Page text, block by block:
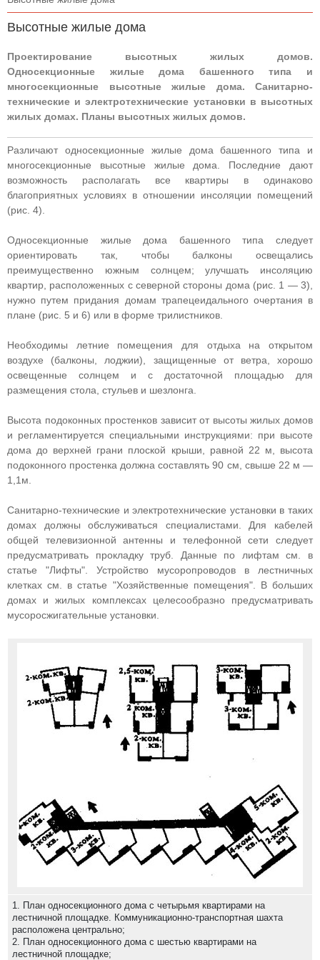
Высотные жилые дома
Проектирование высотных жилых домов.
Односекционные жилые дома башенного типа и
многосекционные высотные жилые дома. Санитарно-
технические и электротехнические установки в высотных
жилых домах. Планы высотных жилых домов.
Различают односекционные жилые дома башенного типа и
многосекционные высотные жилые дома. Последние дают
возможность располагать все квартиры в одинаково
благоприятных условиях в отношении инсоляции помещений
(рис. 4).
Односекционные жилые дома башенного типа следует
ориентировать так, чтобы балконы освещались
преимущественно южным солнцем; улучшать инсоляцию
квартир, расположенных с северной стороны дома (рис. 1 — 3),
нужно путем придания домам трапецеидального очертания в
плане (рис. 5 и 6) или в форме трилистников.
Необходимы летние помещения для отдыха на открытом
воздухе (балконы, лоджии), защищенные от ветра, хорошо
освещенные солнцем и с достаточной площадью для
размещения стола, стульев и шезлонга.
Высота подоконных простенков зависит от высоты жилых домов
и регламентируется специальными инструкциями: при высоте
дома до верхней грани плоской крыши, равной 22 м, высота
подоконного простенка должна составлять 90 см, свыше 22 м —
1,1м.
Санитарно-технические и электротехнические установки в таких
домах должны обслуживаться специалистами. Для кабелей
общей телевизионной антенны и телефонной сети следует
предусматривать прокладку труб. Данные по лифтам см. в
статье "Лифты". Устройство мусоропроводов в лестничных
клетках см. в статье "Хозяйственные помещения". В больших
домах и жилых комплексах целесообразно предусматривать
мусоросжигательные установки.
1. План односекционного дома с четырьмя квартирами на
лестничной площадке. Коммуникационно-транспортная шахта
расположена центрально;
2. План односекционного дома с шестью квартирами на
лестничной площадке;